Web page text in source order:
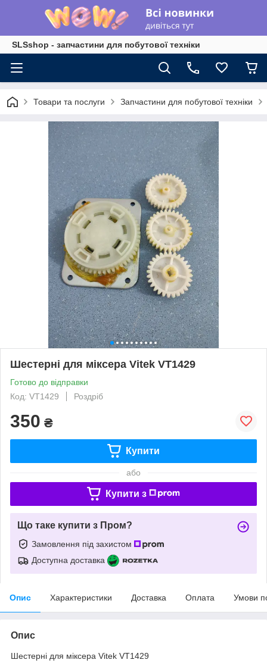
SLSshop - запчастини для побутової техніки
Товари та послуги Запчастини для побутової техніки
Шестерні для міксера Vitek VT1429
Готово до відправки
Код: VT1429
Роздріб
350 ₴
Купити
або
Купити з
Що таке купити з Пром?
Замовлення під захистом
Доступна доставка
Опис Характеристики Доставка Оплата Умови
Опис
Шестерні для міксера Vitek VT1429